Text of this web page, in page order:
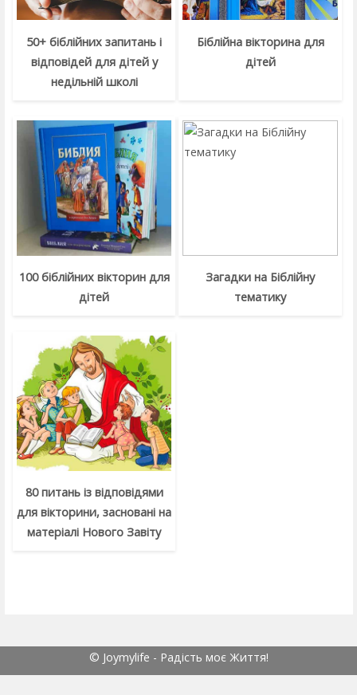
50+ біблійних запитань і
відповідей для дітей у
недільній школі
Біблійна вікторина для
дітей
100 біблійних вікторин для
дітей
Загадки на Біблійну
тематику
80 питань із відповідями
для вікторини, засновані на
матеріалі Нового Завіту
© Joymylife - Радість моє Життя!